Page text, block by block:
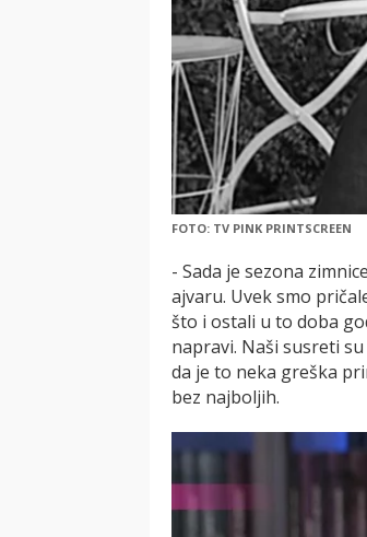
FOTO: TV PINK PRINTSCREEN
- Sada je sezona
ajvaru. Uvek smo
što i ostali u to doba
napravi. Naši susreti
da je to neka greška
bez najboljih.